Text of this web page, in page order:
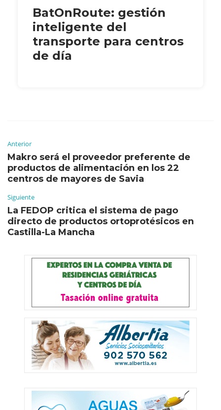
BatOnRoute: gestión
inteligente del
transporte para centros
de día
Anterior
Makro será el proveedor preferente de
productos de alimentación en los 22
centros de mayores de Savia
Siguiente
La FEDOP critica el sistema de pago
directo de productos ortoprotésicos en
Castilla-La Mancha